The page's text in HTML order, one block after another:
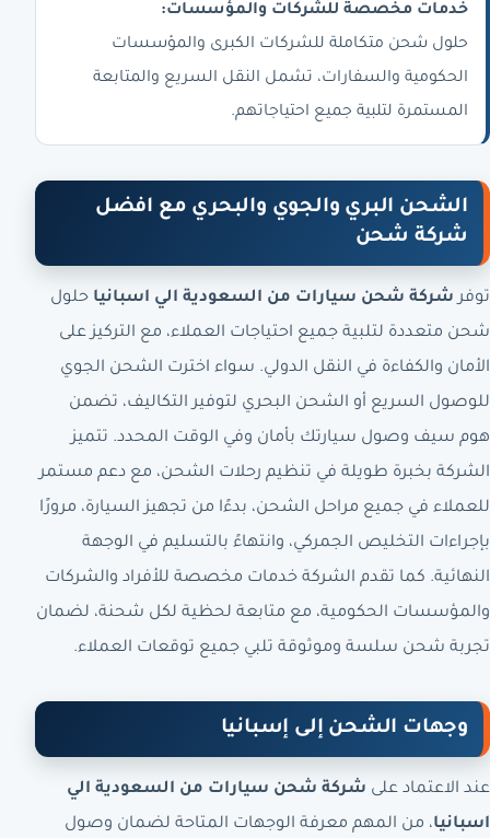
خدمات مخصصة للشركات والمؤسسات:
حلول شحن متكاملة للشركات الكبرى والمؤسسات
الحكومية والسفارات، تشمل النقل السريع والمتابعة
المستمرة لتلبية جميع احتياجاتهم.
الشحن البري والجوي والبحري مع افضل
شركة شحن
توفر شركة شحن سيارات من السعودية الي اسبانيا حلول
شحن متعددة لتلبية جميع احتياجات العملاء، مع التركيز على
الأمان والكفاءة في النقل الدولي. سواء اخترت الشحن الجوي
للوصول السريع أو الشحن البحري لتوفير التكاليف، تضمن
هوم سيف وصول سيارتك بأمان وفي الوقت المحدد. تتميز
الشركة بخبرة طويلة في تنظيم رحلات الشحن، مع دعم مستمر
للعملاء في جميع مراحل الشحن، بدءًا من تجهيز السيارة، مرورًا
بإجراءات التخليص الجمركي، وانتهاءً بالتسليم في الوجهة
النهائية. كما تقدم الشركة خدمات مخصصة للأفراد والشركات
والمؤسسات الحكومية، مع متابعة لحظية لكل شحنة، لضمان
تجربة شحن سلسة وموثوقة تلبي جميع توقعات العملاء.
وجهات الشحن إلى إسبانيا
عند الاعتماد على شركة شحن سيارات من السعودية الي
اسبانيا، من المهم معرفة الوجهات المتاحة لضمان وصول